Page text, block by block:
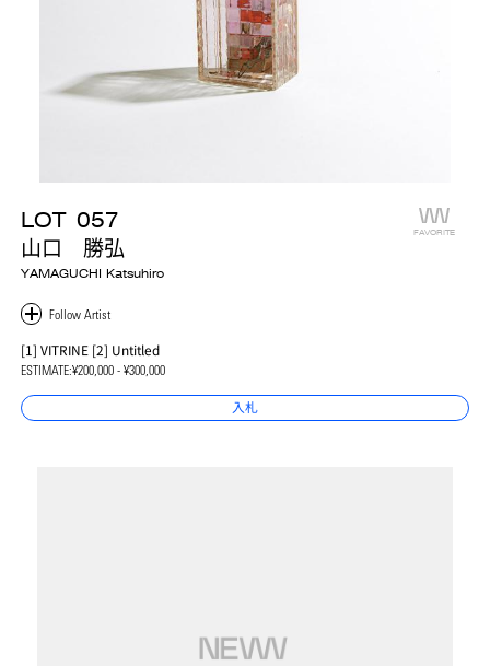
LOT 057
山口 勝弘
YAMAGUCHI Katsuhiro
FAVORITE
[1] VITRINE [2] Untitled
ESTIMATE:¥200,000 - ¥300,000
入札